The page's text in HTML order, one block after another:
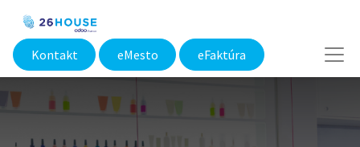
Kontakt eMesto​ eFaktúra